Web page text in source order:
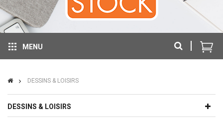
MENU
DESSINS & LOISIRS
DESSINS & LOISIRS